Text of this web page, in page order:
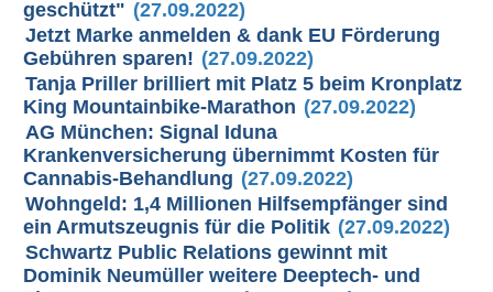
geschützt" (27.09.2022)
Jetzt Marke anmelden & dank EU Förderung
Gebühren sparen! (27.09.2022)
Tanja Priller brilliert mit Platz 5 beim Kronplatz
King Mountainbike-Marathon (27.09.2022)
AG München: Signal Iduna
Krankenversicherung übernimmt Kosten für
Cannabis-Behandlung (27.09.2022)
Wohngeld: 1,4 Millionen Hilfsempfänger sind
ein Armutszeugnis für die Politik (27.09.2022)
Schwartz Public Relations gewinnt mit
Dominik Neumüller weitere Deeptech- und